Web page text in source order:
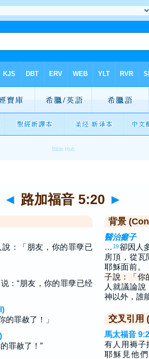
◄ 路加福音 5:20 ►
：「朋友，你的罪孽已
：“朋友，你的罪孽已经
的罪赦了！」
罪赦了！”
背景
醫治癱子
… 19卻因人
房頂，從瓦
耶穌面前。
子說：「你
人就議論
神以外，誰
交叉引用
馬太福音 9:2
有人用褥子
耶穌見他